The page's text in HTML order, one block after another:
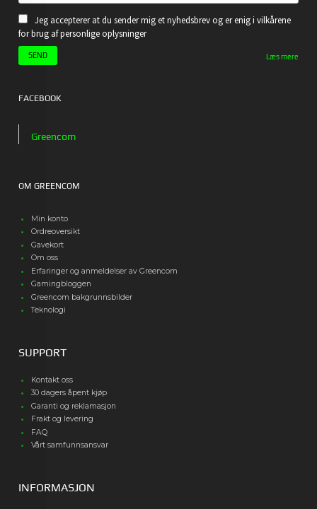
Jeg accepterer at du sender mig et nyhedsbrev og er enig i vilkårene
for brug af personlige oplysninger
Læs mere
FACEBOOK
Greencom
OM GREENCOM
Min konto
Ordreoversikt
Gavekort
Om oss
Erfaringer og anmeldelser av Greencom
Gamingbloggen
Greencom bakgrunnsbilder
Teknologi
SUPPORT
Kontakt oss
30 dagers åpent kjøp
Garanti og reklamasjon
Frakt og levering
FAQ
Vårt samfunnsansvar
INFORMASJON